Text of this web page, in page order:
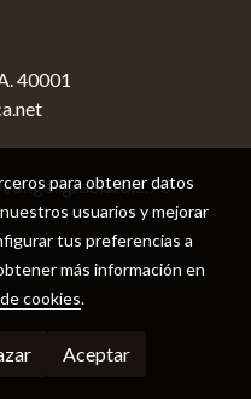
40001
angel.graciaruiz.73
para obtener datos
usuarios y mejorar
tus preferencias a
más información en
cookies.
Aceptar